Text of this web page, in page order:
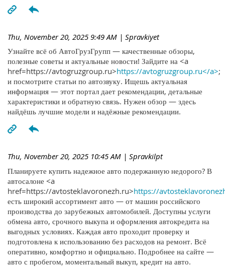
Thu, November 20, 2025 9:49 AM | Spravkiyet
Узнайте всё об АвтоГрузГрупп — качественные обзоры,
полезные советы и актуальные новости! Зайдите на <a
href=https://avtogruzgroup.ru>https://avtogruzgroup.ru</a>;
и посмотрите статьи по автозвуку. Ищешь актуальная
информация — этот портал дает рекомендации, детальные
характеристики и обратную связь. Нужен обзор — здесь
найдёшь лучшие модели и надёжные рекомендации.
Thu, November 20, 2025 10:45 AM | Spravkilpt
Планируете купить надежное авто подержанную недорого? В
автосалоне <a
href=https://avtosteklavoronezh.ru>https://
есть широкий ассортимент авто — от машин российского
производства до зарубежных автомобилей. Доступны услуги
обмена авто, срочного выкупа и оформления автокредита на
выгодных условиях. Каждая авто проходит проверку и
подготовлена к использованию без расходов на ремонт. Всё
оперативно, комфортно и официально. Подробнее на сайте —
авто с пробегом, моментальный выкуп, кредит на авто.